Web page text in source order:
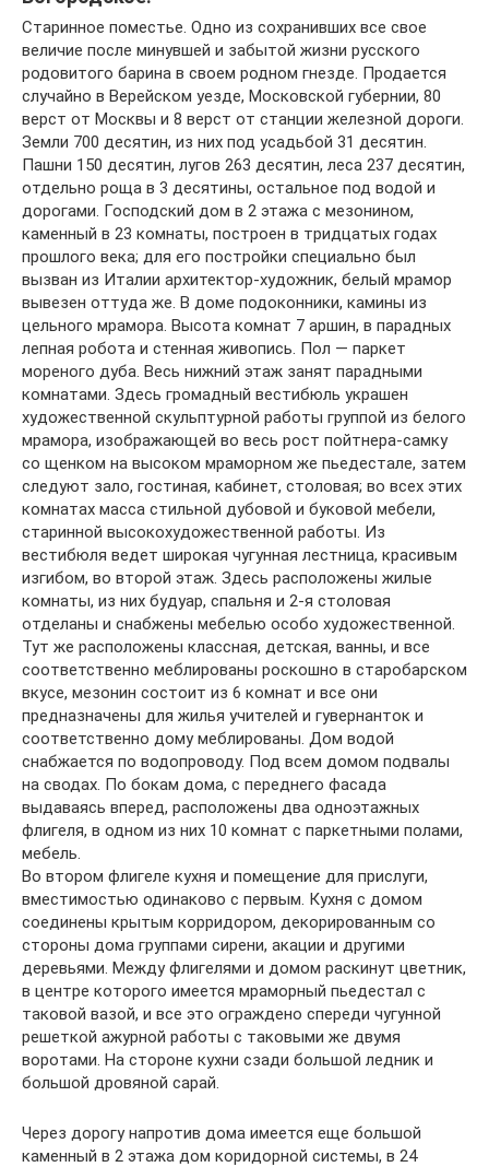
Старинное поместье. Одно из сохранивших все свое
величие после минувшей и забытой жизни русского
родовитого барина в своем родном гнезде. Продается
случайно в Верейском уезде, Московской губернии, 80
верст от Москвы и 8 верст от станции железной дороги.
Земли 700 десятин, из них под усадьбой 31 десятин.
Пашни 150 десятин, лугов 263 десятин, леса 237 десятин,
отдельно роща в 3 десятины, остальное под водой и
дорогами. Господский дом в 2 этажа с мезонином,
каменный в 23 комнаты, построен в тридцатых годах
прошлого века; для его постройки специально был
вызван из Италии архитектор-художник, белый мрамор
вывезен оттуда же. В доме подоконники, камины из
цельного мрамора. Высота комнат 7 аршин, в парадных
лепная робота и стенная живопись. Пол — паркет
мореного дуба. Весь нижний этаж занят парадными
комнатами. Здесь громадный вестибюль украшен
художественной скульптурной работы группой из белого
мрамора, изображающей во весь рост пойтнера-самку
со щенком на высоком мраморном же пьедестале, затем
следуют зало, гостиная, кабинет, столовая; во всех этих
комнатах масса стильной дубовой и буковой мебели,
старинной высокохудожественной работы. Из
вестибюля ведет широкая чугунная лестница, красивым
изгибом, во второй этаж. Здесь расположены жилые
комнаты, из них будуар, спальня и 2-я столовая
отделаны и снабжены мебелью особо художественной.
Тут же расположены классная, детская, ванны, и все
соответственно меблированы роскошно в старобарском
вкусе, мезонин состоит из 6 комнат и все они
предназначены для жилья учителей и гувернанток и
соответственно дому меблированы. Дом водой
снабжается по водопроводу. Под всем домом подвалы
на сводах. По бокам дома, с переднего фасада
выдаваясь вперед, расположены два одноэтажных
флигеля, в одном из них 10 комнат с паркетными полами,
мебель.
Во втором флигеле кухня и помещение для прислуги,
вместимостью одинаково с первым. Кухня с домом
соединены крытым корридором, декорированным со
стороны дома группами сирени, акации и другими
деревьями. Между флигелями и домом раскинут цветник,
в центре которого имеется мраморный пьедестал с
таковой вазой, и все это ограждено спереди чугунной
решеткой ажурной работы с таковыми же двумя
воротами. На стороне кухни сзади большой ледник и
большой дровяной сарай.
Через дорогу напротив дома имеется еще большой
каменный в 2 этажа дом коридорной системы, в 24